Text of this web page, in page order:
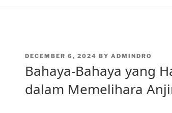
POSTED
DECEMBER 6, 2024 BY ADMINDRO
Bahaya-Bahaya yang
dalam Memelihara